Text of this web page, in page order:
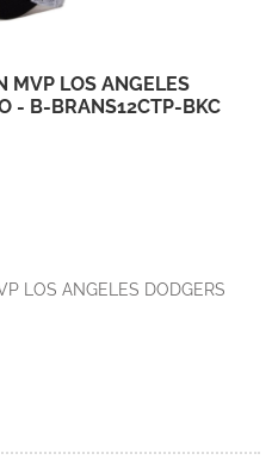
MVP LOS ANGELES
- B-BRANS12CTP-BKC
LOS ANGELES DODGERS